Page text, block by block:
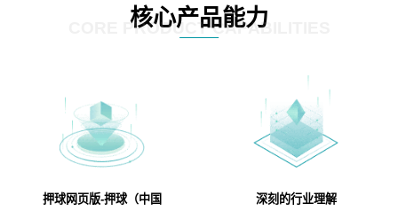
核心产品能力
CORE PRODUCT CAPABILITIES
押球网页版-押球（中国 深刻的行业理解